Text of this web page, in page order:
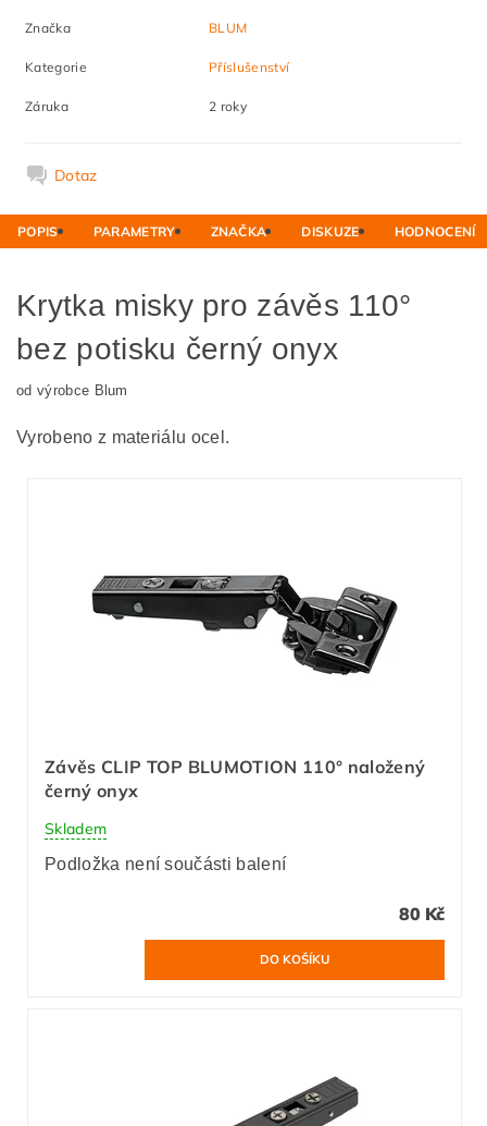
Značka BLUM
Kategorie Příslušenství
Záruka 2 roky
Dotaz
POPIS PARAMETRY ZNAČKA DISKUZE HODNOCENÍ
Krytka misky pro závěs 110°
bez potisku černý onyx
od výrobce Blum
Vyrobeno z materiálu ocel.
Závěs CLIP TOP BLUMOTION 110° naložený
černý onyx
Skladem
Podložka není součásti balení
80 Kč